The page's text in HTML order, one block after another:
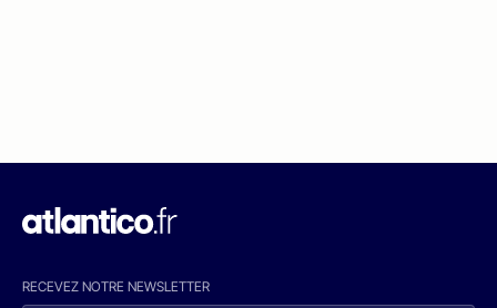
RECEVEZ NOTRE NEWSLETTER